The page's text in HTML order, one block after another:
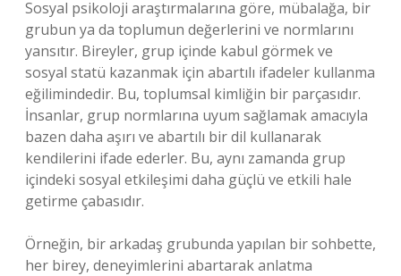
Sosyal psikoloji araştırmalarına göre, mübalağa, bir
grubun ya da toplumun değerlerini ve normlarını
yansıtır. Bireyler, grup içinde kabul görmek ve
sosyal statü kazanmak için abartılı ifadeler kullanma
eğilimindedir. Bu, toplumsal kimliğin bir parçasıdır.
İnsanlar, grup normlarına uyum sağlamak amacıyla
bazen daha aşırı ve abartılı bir dil kullanarak
kendilerini ifade ederler. Bu, aynı zamanda grup
içindeki sosyal etkileşimi daha güçlü ve etkili hale
getirme çabasıdır.
Örneğin, bir arkadaş grubunda yapılan bir sohbette,
her birey, deneyimlerini abartarak anlatma